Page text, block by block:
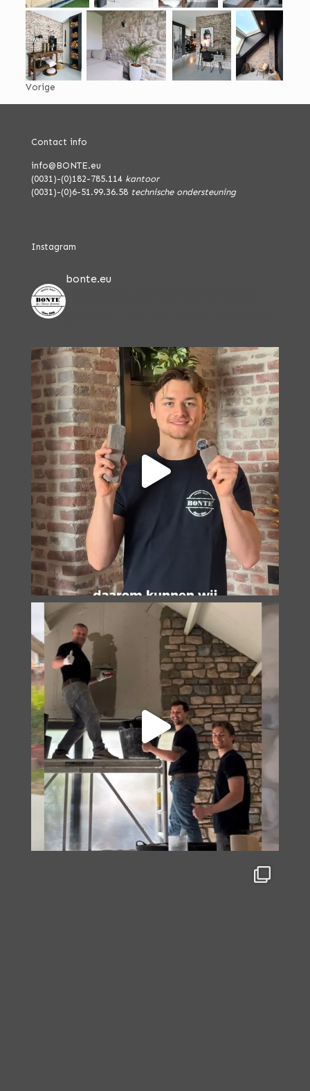
Vorige
Contact info
info@BONTE.eu
(0031)-(0)182-785.114 kantoor
(0031)-(0)6-51.99.36.58 technische ondersteuning
Instagram
bonte.eu